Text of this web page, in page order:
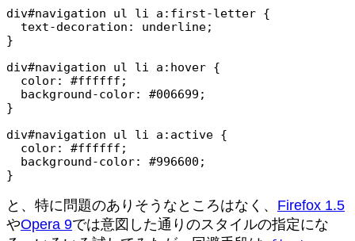
div#navigation ul li a:first-letter {
}
div#navigation ul li a:hover {
}
div#navigation ul li a:active {
}
と、特に問題のありそうなところはなく、 Firefox 1.5
やOpera 9では意図した通りのスタイルの指定にな